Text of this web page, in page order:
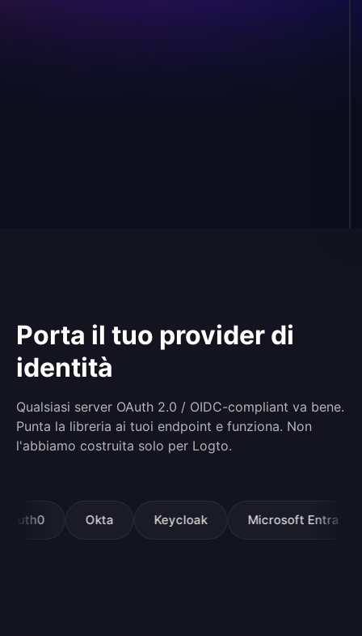
Porta il tuo provider di
identità
Qualsiasi server OAuth 2.0 / OIDC-compliant va bene.
Punta la libreria ai tuoi endpoint e funziona. Non
l'abbiamo costruita solo per Logto.
Okta Keycloak Microsoft Entra